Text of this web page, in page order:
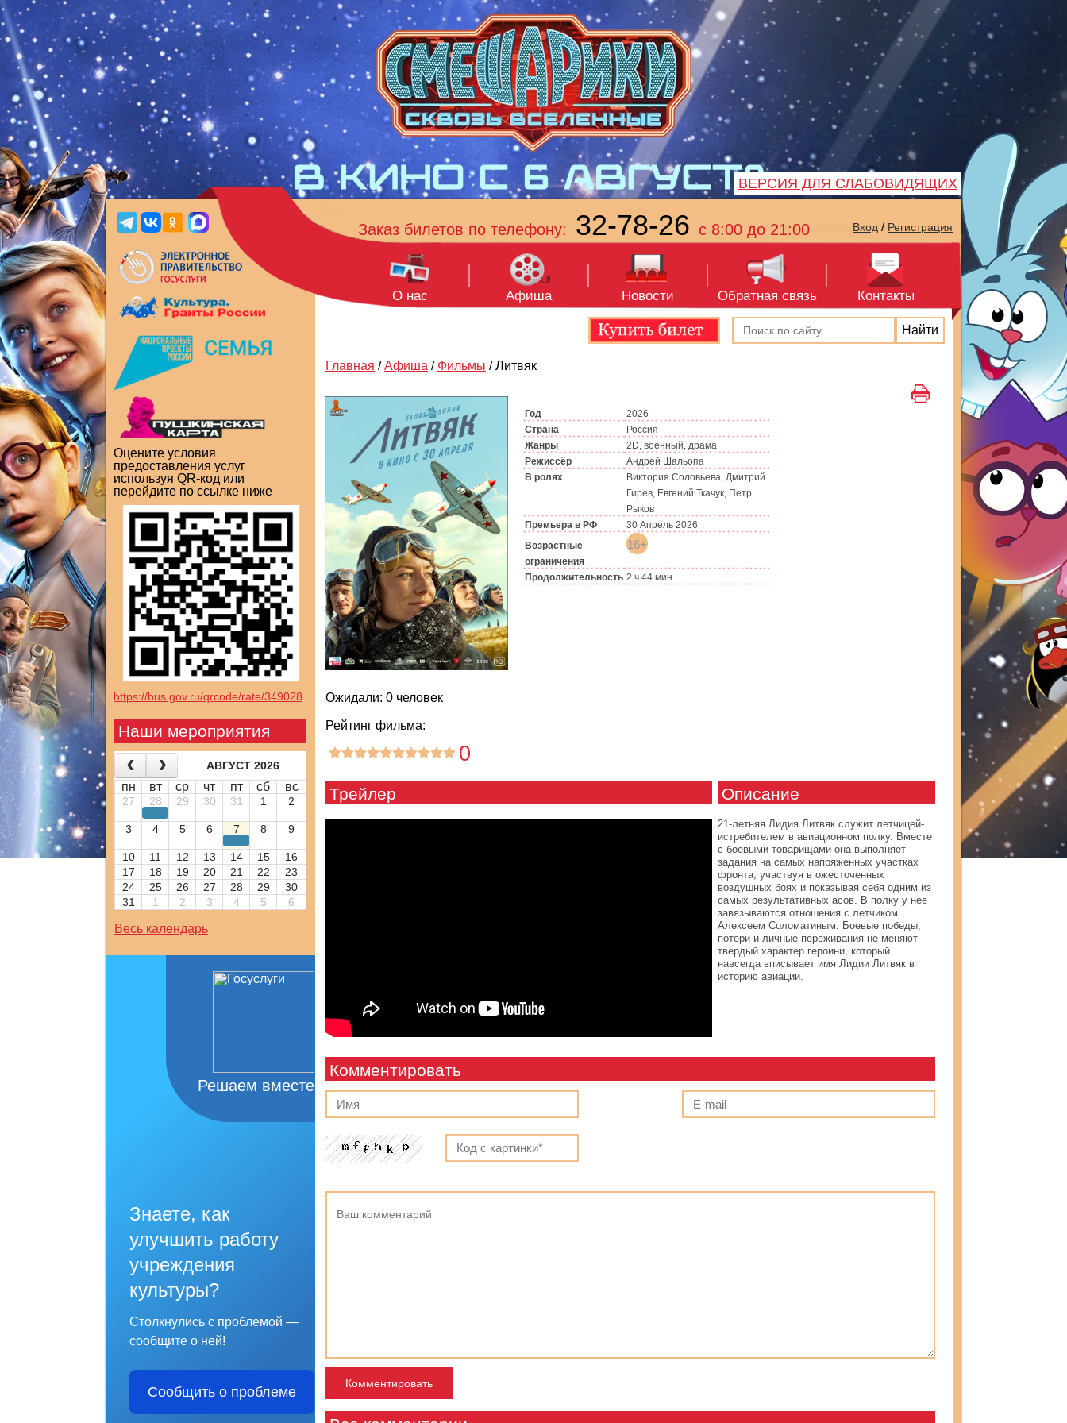
ВЕРСИЯ ДЛЯ СЛАБОВИДЯЩИХ
Оцените условия
предоставления услуг
используя QR-код или
перейдите по ссылке ниже
https://bus.gov.ru/qrcode/rate/349028
Наши мероприятия
АВГУСТ 2026
пн вт ср чт пт сб вс
27 28 29 30 31 1 2
3 4 5 6 7 8 9
10 11 12 13 14 15
16
17
18 19 20 21 22
23
24
25 26 27 28 29
30
31
1 2 3 4 5 6
Весь календарь
Решаем вместе
Знаете, как
улучшить работу
учреждения
культуры?
Столкнулись с проблемой —
сообщите о ней!
Сообщить о проблеме
Заказ билетов по телефону: 32-78-26 с 8:00 до 21:00 Вход / Регистрация
О нас Афиша Новости Обратная связь Контакты
Главная / Афиша / Фильмы / Литвяк
Год
2026
Страна
Россия
Жанры
2D, военный, драма
Режиссёр
Андрей Шальопа
В ролях
Виктория Соловьева, Дмитрий
Гирев, Евгений Ткачук, Петр
Рыков
Премьера в РФ
30 Апрель 2026
Возрастные
ограничения
16+
Продолжительность 2 ч 44 мин
Ожидали: 0 человек
Рейтинг фильма:
0
Трейлер Описание
21-летняя Лидия Литвяк служит летчицей-
истребителем в авиационном полку. Вместе
с боевыми товарищами она выполняет
задания на самых напряженных участках
фронта, участвуя в ожесточенных
воздушных боях и показывая себя одним из
самых результативных асов. В полку у нее
завязываются отношения с летчиком
Алексеем Соломатиным. Боевые победы,
потери и личные переживания не меняют
твердый характер героини, который
навсегда вписывает имя Лидии Литвяк в
историю авиации.
Комментировать